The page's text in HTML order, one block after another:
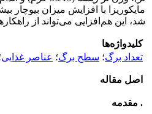
مایکوریزا با افزایش میزان بیوچار
شد، این هم‌افزایی می‌تواند از
کلیدواژه‌ها
تعداد برگ؛ سطح برگ؛ عناصر غذایی
اصل مقاله
. مقدمه